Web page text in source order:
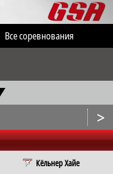
Все соревнования
>
Кёльнер Хайе